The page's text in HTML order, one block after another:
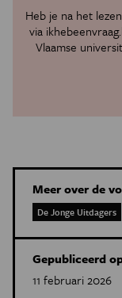
Heb je na het
via
Vlaamse
Meer over de
De Jonge Uitdagers
Gepubliceerd
11 februari 2026